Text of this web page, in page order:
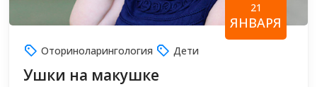
21
ЯНВАРЯ
Оториноларингология Дети
Ушки на макушке